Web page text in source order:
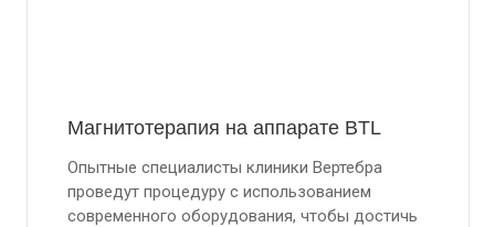
Магнитотерапия на аппарате BTL
Опытные специалисты клиники Вертебра
проведут процедуру с использованием
современного оборудования, чтобы достичь